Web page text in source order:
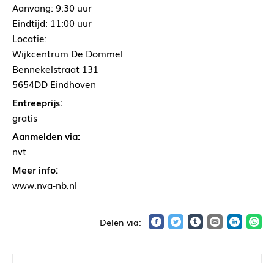
Aanvang: 9:30 uur
Eindtijd: 11:00 uur
Locatie:
Wijkcentrum De Dommel
Bennekelstraat 131
5654DD Eindhoven
Entreeprijs:
gratis
Aanmelden via:
nvt
Meer info:
www.nva-nb.nl